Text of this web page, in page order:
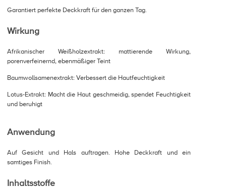
Garantiert perfekte Deckkraft für den ganzen Tag.
Wirkung
Afrikanischer Weißholzextrakt: mattierende Wirkung,
porenverfeinernd, ebenmäßiger Teint
Baumwollsamenextrakt: Verbessert die Hautfeuchtigkeit
Lotus-Extrakt: Macht die Haut geschmeidig, spendet Feuchtigkeit
und beruhigt
Anwendung
Auf Gesicht und Hals auftragen. Hohe Deckkraft und ein
samtiges Finish.
Inhaltsstoffe